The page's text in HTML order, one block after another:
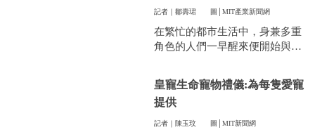
人感到頭疼。
記者｜鄒壽珺 圖│MIT產業新聞網
在繁忙的都市生活中，身兼多重
角色的人們一早醒來便開始與時
皇寵生命寵物禮儀:為每隻愛寵
提供
記者｜陳玉玟 圖│MIT新聞網